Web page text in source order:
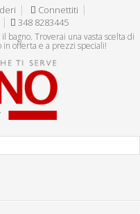
Connettiti
348 8283445
bagno. Troverai una vasta scelta di
offerta e a prezzi speciali!